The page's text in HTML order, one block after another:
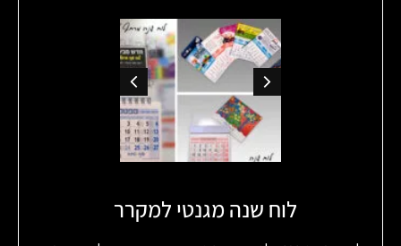
לוח שנה מגנטי למקרר